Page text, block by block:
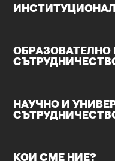
ОБРАЗОВАТЕЛНО
НАУЧНО И
КОИ СМЕ НИЕ?